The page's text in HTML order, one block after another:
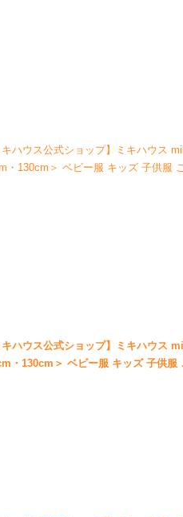
ハウス公式ショップ】ミキハウス
・130cm＞ ベビー服 キッズ 子供服
キハウス公式ショップ】ミキハウス
・130cm＞ ベビー服 キッズ 子供服